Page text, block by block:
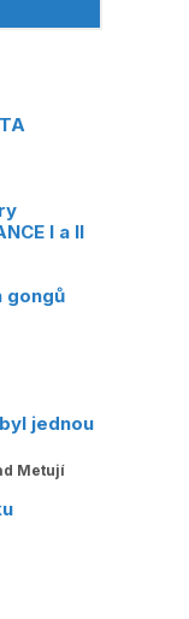
I a II
gongů
jednou
Metují